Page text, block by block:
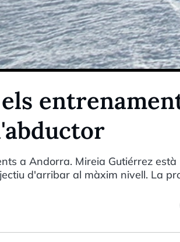
a Andorra. Mireia Gutiérrez està
d'arribar al màxim nivell. La